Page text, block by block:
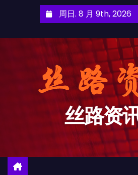
周日. 8 月 9th, 2026
丝路资